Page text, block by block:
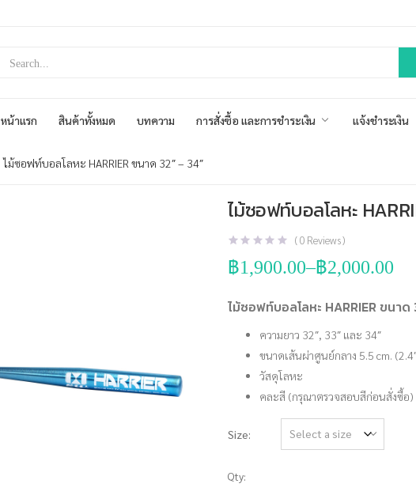
หน้าแรก สินค้าทั้งหมด บทความ การสั่งซื้อ และการชำระเงิน แจ้งชำระเงิน
ไม้ซอฟท์บอลโลหะ HARRIER ขนาด 32″ – 34″
ไม้ซอฟท์บอลโลหะ
(0 Reviews )
฿1,900.00–฿2,000.00
Price
฿1,900.00
through
ไม้ซอฟท์บอลโลหะ HARRIER ขนาด
ความยาว 32″, 33″ และ 34″
ขนาดเส้นผ่าศูนย์กลาง 5.5 cm.
วัสดุโลหะ
คละสี (กรุณาตรวจสอบสีก่อนสั่งซื้อ)
Size
Qty:
จำนวน ไม้